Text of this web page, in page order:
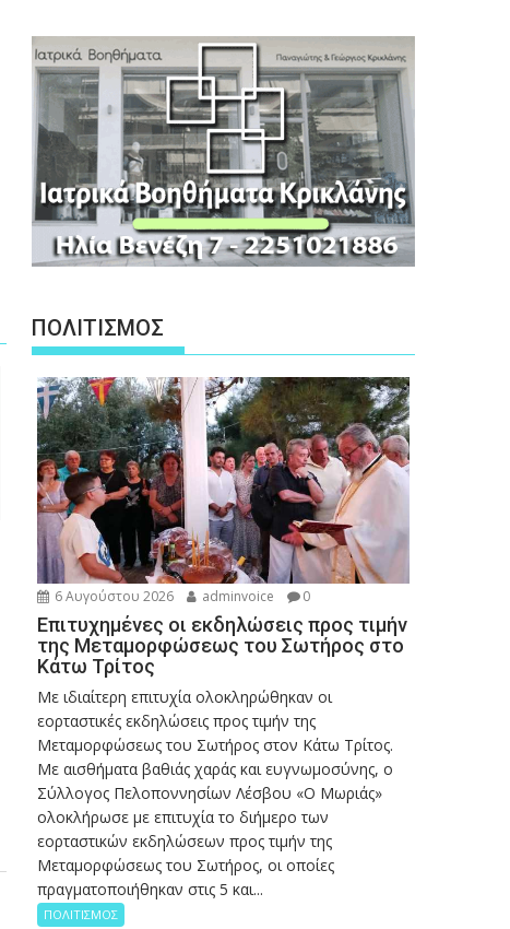
ΠΟΛΙΤΙΣΜΟΣ
6 Αυγούστου 2026 adminvoice 0
Επιτυχημένες οι εκδηλώσεις προς τιμήν
της Μεταμορφώσεως του Σωτήρος στο
Κάτω Τρίτος
Με ιδιαίτερη επιτυχία ολοκληρώθηκαν οι
εορταστικές εκδηλώσεις προς τιμήν της
Μεταμορφώσεως του Σωτήρος στον Κάτω Τρίτος.
Με αισθήματα βαθιάς χαράς και ευγνωμοσύνης, ο
Σύλλογος Πελοποννησίων Λέσβου «Ο Μωριάς»
ολοκλήρωσε με επιτυχία το διήμερο των
εορταστικών εκδηλώσεων προς τιμήν της
Μεταμορφώσεως του Σωτήρος, οι οποίες
πραγματοποιήθηκαν στις 5 και...
ΠΟΛΙΤΙΣΜΟΣ